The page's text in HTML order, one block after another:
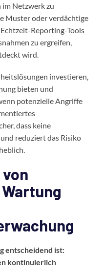
Netzwerk zu
Muster oder verdächtige
Reporting-Tools
zu ergreifen,
wird.
investieren,
bieten und
potenzielle Angriffe
dass keine
reduziert das Risiko
entscheidend ist:
kontinuierlich